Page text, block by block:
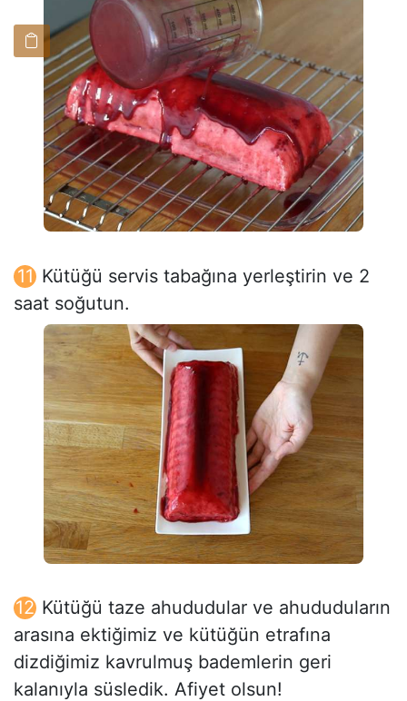
Kütüğü servis tabağına yerleştirin ve 2
saat soğutun.
Kütüğü taze ahududular ve ahududuların
arasına ektiğimiz ve kütüğün etrafına
dizdiğimiz kavrulmuş bademlerin geri
kalanıyla süsledik. Afiyet olsun!